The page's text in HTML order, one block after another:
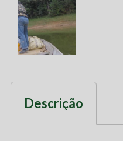
Descrição